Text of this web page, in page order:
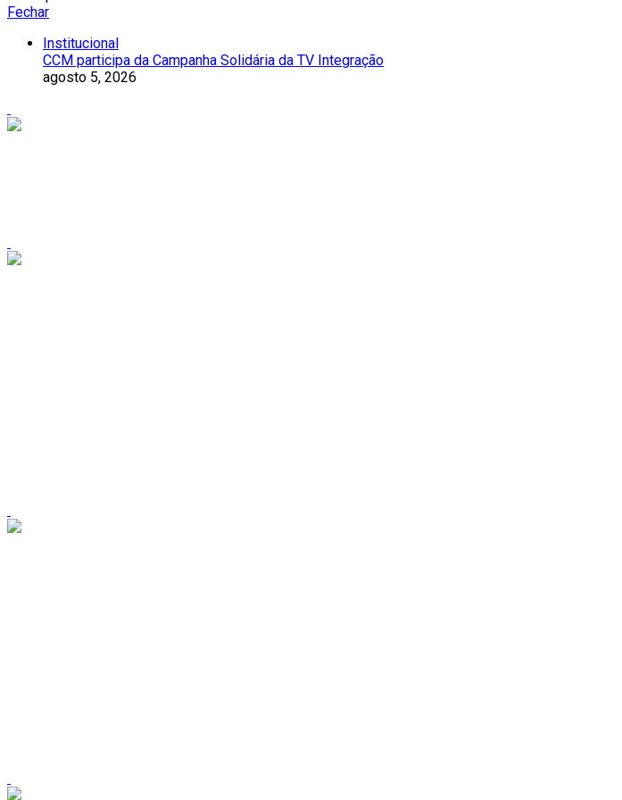
Fechar
Institucional
CCM participa da Campanha Solidária da TV Integração
agosto 5, 2026